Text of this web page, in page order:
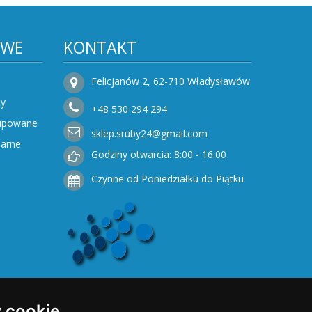
KONTAKT
Felicjanów 2, 62-710 Władysławów
+48 530 294 294
sklep.sruby24@gmail.com
Godziny otwarcia: 8:00 - 16:00
Czynne od Poniedziałku do Piątku